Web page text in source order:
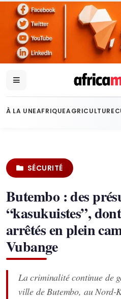
À LA UNEAFRIQUEAGRICULTURE
SÉCURITÉ
Butembo : des
“kasukuistes”,
arrêtés en plein
Vubange
La criminalité continue de
ville de Butembo, au Nord-